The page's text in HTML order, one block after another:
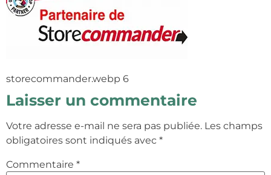
storecommander.webp 6
Laisser un commentaire
Votre adresse e-mail ne sera pas publiée. Les champs
obligatoires sont indiqués avec *
Commentaire *